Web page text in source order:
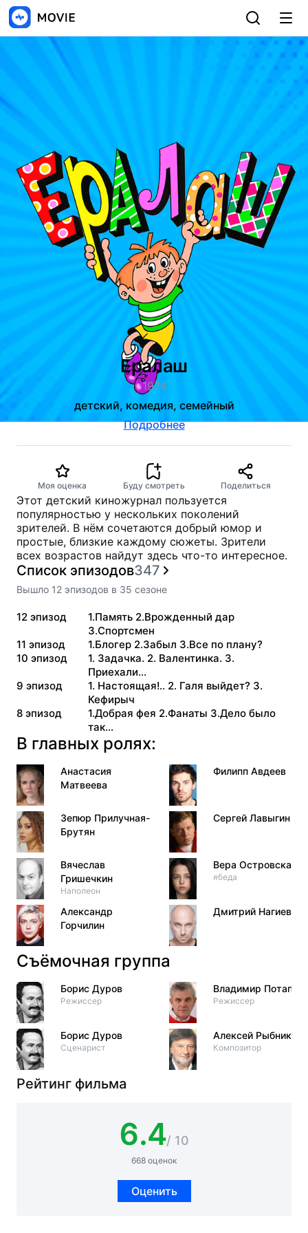
Ералаш
1974
детский, комедия, семейный
Подробнее
Моя оценка Буду смотреть Поделиться
Этот детский киножурнал пользуется
популярностью у нескольких поколений
зрителей. В нём сочетаются добрый юмор и
простые, близкие каждому сюжеты. Зрители
всех возрастов найдут здесь что-то интересное.
Список эпизодов347
Вышло 12 эпизодов в 35 сезоне
12 эпизод
1.Память 2.Врожденный дар
3.Спортсмен
11 эпизод
1.Блогер 2.Забыл 3.Все по плану?
10 эпизод
1. Задачка. 2. Валентинка. 3.
Приехали...
9 эпизод
1. Настоящая!.. 2. Галя выйдет? 3.
Кефирыч
8 эпизод
1.Добрая фея 2.Фанаты 3.Дело было
так...
В главных ролях:
Анастасия
Матвеева
Зепюр Прилучная-
Брутян
Вячеслав
Гришечкин
Наполеон
Александр
Горчилин
Филипп Авдеев
Сергей Лавыгин
Вера Островская
ябеда
Дмитрий Нагиев
Съёмочная группа
Борис Дуров
Режиссер
Борис Дуров
Сценарист
Владимир Потапов
Режиссер
Алексей Рыбников
Композитор
Рейтинг фильма
6.4/ 10
668 оценок
Оценить